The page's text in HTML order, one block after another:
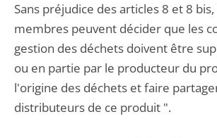
Sans préjudice des articles 8 et 8 bis,
membres peuvent décider que les
gestion des déchets doivent être
ou en partie par le producteur du
l'origine des déchets et faire
distributeurs de ce produit ".